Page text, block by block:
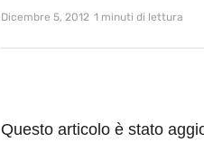
Dicembre 5, 2012 1 minuti di lettura
Questo articolo è stato